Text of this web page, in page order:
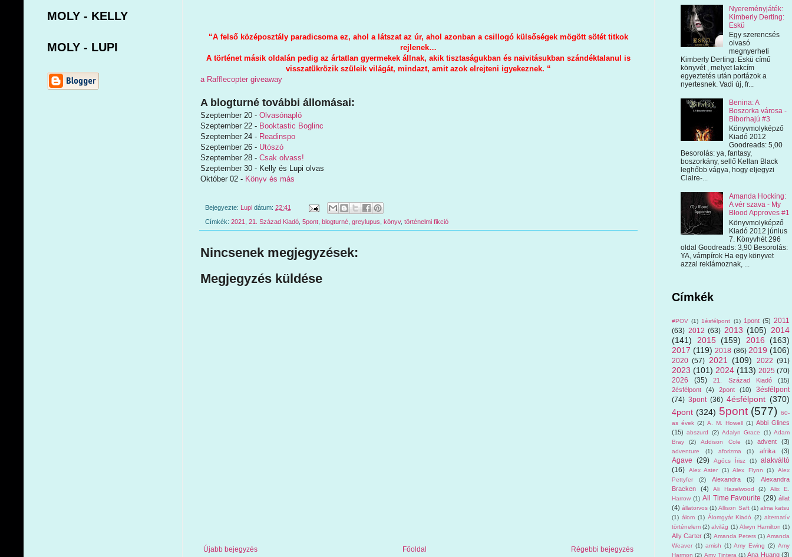
“A felső középosztály paradicsoma ez, ahol a látszat az úr, ahol azonban a csillogó külsőségek mögött sötét titkok
rejlenek…
A történet másik oldalán pedig az ártatlan gyermekek állnak, akik tisztaságukban és naivitásukban szándéktalanul is
visszatükrözik szüleik világát, mindazt, amit azok elrejteni igyekeznek. “
a Rafflecopter giveaway
A blogturné további állomásai:
Szeptember 20 - Olvasónapló
Szeptember 22 - Booktastic Boglinc
Szeptember 24 - Readinspo
Szeptember 26 - Utószó
Szeptember 28 - Csak olvass!
Szeptember 30 - Kelly és Lupi olvas
Október 02 - Könyv és más
Bejegyezte: Lupi dátum: 22:41
Címkék: 2021, 21. Század Kiadó, 5pont, blogturné, greylupus, könyv, történelmi fikció
Nincsenek megjegyzések:
Megjegyzés küldése
Újabb bejegyzés Régebbi bejegyzés
Főoldal
MOLY - KELLY
MOLY - LUPI
Nyereményjáték:
Kimberly Derting:
Eskü
Egy szerencsés
olvasó
megnyerheti
Kimberly Derting: Eskü című
könyvét , melyet lakcím
egyeztetés után portázok a
nyertesnek. Vadi új, fr...
Benina: A
Boszorka városa -
Bíborhajú #3
Könyvmolyképző
Kiadó 2012
Goodreads: 5,00
Besorolás: ya, fantasy,
boszorkány, sellő Kellan Black
leghőbb vágya, hogy eljegyzi
Claire-...
Amanda Hocking:
A vér szava - My
Blood Approves #1
Könyvmolyképző
Kiadó 2012 június
7. Könyvhét 296
oldal Goodreads: 3,90 Besorolás:
YA, vámpírok Ha egy könyvet
azzal reklámoznak, ...
Címkék
#POV (1) 1ésfélpont (1) 1pont (5) 2011
(63) 2012 (63) 2013 (105) 2014
(141)
2015 (159) 2016
(163)
2017 (119) 2018 (86) 2019 (106)
2020 (57) 2021 (109) 2022 (91)
2023 (101) 2024 (113) 2025 (70)
2026
(35) 21. Század Kiadó
(15)
2ésfélpont
(4) 2pont (10)
3ésfélpont
(74) 3pont (36) 4ésfélpont (370)
4pont (324) 5pont (577) 60-
as évek (2) A. M. Howell (1) Abbi Glines
(15) abszurd (2) Adalyn Grace (1) Adam
Bray
(2) Addison Cole (1) advent (3)
adventure (1) aforizma (1) afrika (3)
Agave (29) Agócs Írisz (1)
alakváltó
(16)
Alex Aster (1) Alex Flynn (1)
Alex
Pettyfer
(2) Alexandra (5)
Alexandra
Bracken
(4) Ali Hazelwood (2)
Alix E.
Harrow (1) All Time Favourite (29) állat
(4) állatorvos (1) Allison Saft (1) alma katsu
(1) álom (1) Álomgyár Kiadó (2) alternatív
történelem (2) alvilág (1) Alwyn Hamilton (1)
Ally Carter (3) Amanda Peters (1) Amanda
Weaver (1) amish (1) Amy Ewing (2) Amy
Harmon (2) Amy Tintera (1) Ana Huang (3)